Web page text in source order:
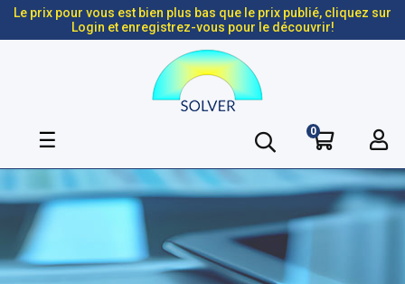
Le prix pour vous est bien plus bas que le prix publié, cliquez sur
Login et enregistrez-vous pour le découvrir!
Basculer
navigation
☰ 0